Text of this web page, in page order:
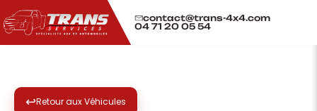
contact@trans-4x4.com
04 71 20 05 54
↩Retour aux Véhicules